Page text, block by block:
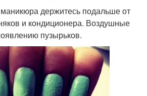
держитесь подальше от
и кондиционера. Воздушные
пузырьков.